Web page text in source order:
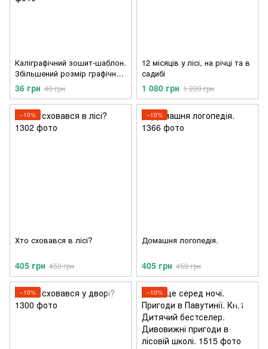
Каліграфічний зошит-шаблон.
Збільшений розмір графічної
сітки, синій для вироблення
та покращення почерку
36 грн 40 грн
12 місяців у лісі, на річці та в
садибі
1 080 грн 1 200 грн
−10%
Хто сховався в лісі?
405 грн 450 грн
−10%
Домашня логопедія.
405 грн 450 грн
−10% −10%